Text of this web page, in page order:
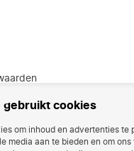
gebruikt cookies
om inhoud en advertenties te
media aan te bieden en om ons